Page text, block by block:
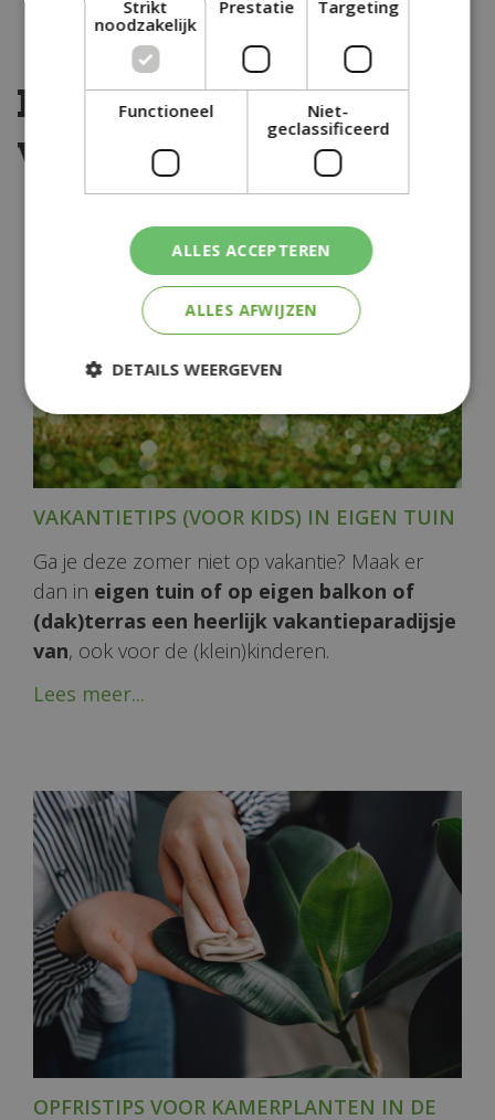
(Lychnis) en wolfsmelk (Euphorbia).
Kijk ook eens naar de
volgende berichten:
VAKANTIETIPS (VOOR KIDS) IN EIGEN TUIN
Ga je deze zomer niet op vakantie? Maak er
dan in eigen tuin of op eigen balkon of
(dak)terras een heerlijk vakantieparadijsje
van, ook voor de (klein)kinderen.
Lees meer...
OPFRISTIPS VOOR KAMERPLANTEN IN DE
Strikt
noodzakelijk
Prestatie Targeting
Functioneel
Niet-
geclassificeerd
ALLES ACCEPTEREN
ALLES AFWIJZEN
DETAILS WEERGEVEN